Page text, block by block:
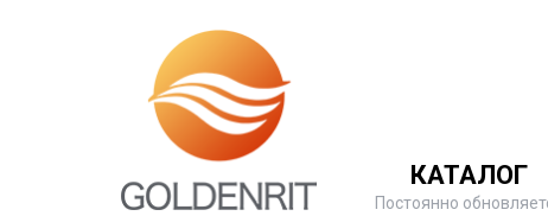
КАТАЛОГ
Постоянно